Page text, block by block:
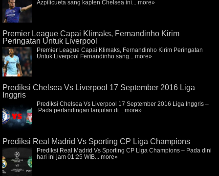
Azpilicueta sang kapten Chelsea ini... more»
Premier League Capai Klimaks, Fernandinho Kirim
Peringatan Untuk Liverpool
Premier League Capai Klimaks, Fernandinho Kirim Peringatan
Untuk Liverpool Fernandinho sang... more»
Prediksi Chelsea Vs Liverpool 17 September 2016 Liga
Inggris
Prediksi Chelsea Vs Liverpool 17 September 2016 Liga Inggris –
Pada pertandingan lanjutan di... more»
Prediksi Real Madrid Vs Sporting CP Liga Champions
Prediksi Real Madrid Vs Sporting CP Liga Champions – Pada dini
hari ini jam 01:25 WIB... more»